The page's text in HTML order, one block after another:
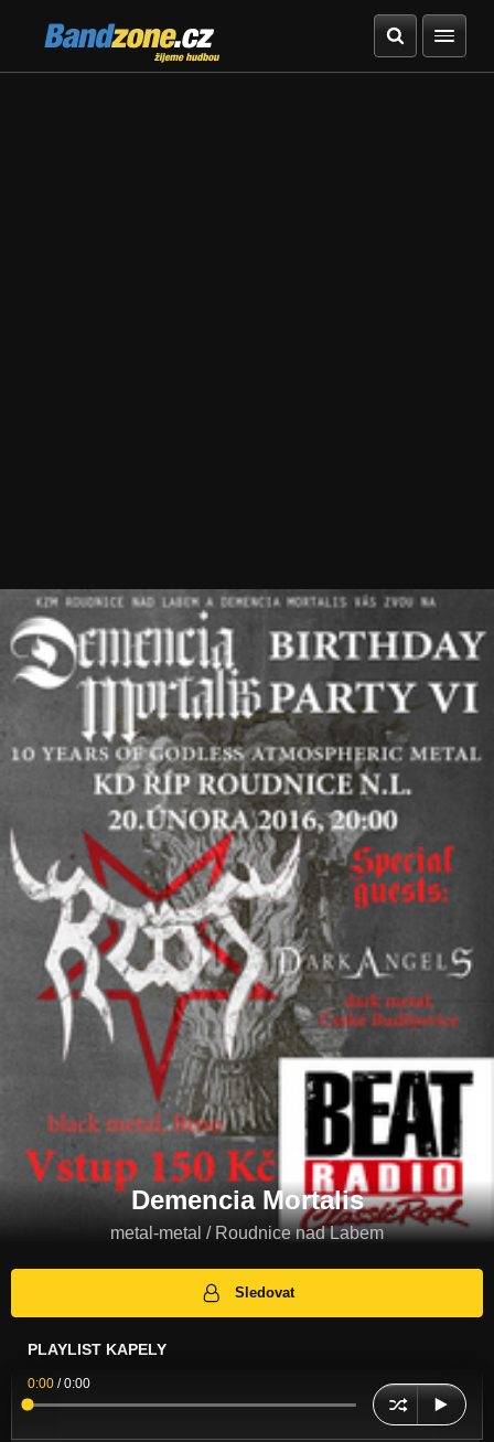
Bandzone.cz
žijeme hudbou
Demencia Mortalis
metal-metal / Roudnice nad Labem
Sledovat
PLAYLIST KAPELY
0:00 /0:00